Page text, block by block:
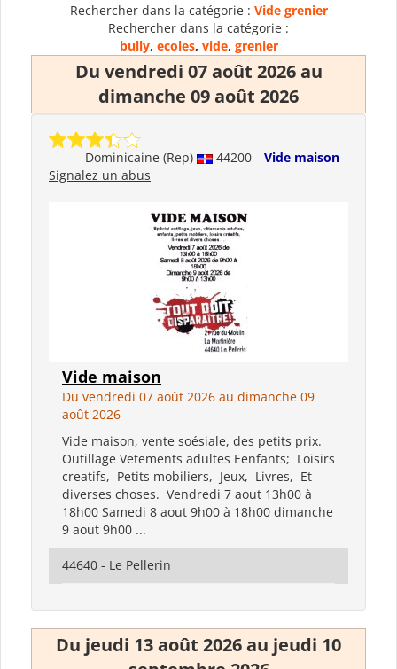
Rechercher dans la catégorie : Vide grenier
Rechercher dans la catégorie :
bully, ecoles, vide, grenier
Du vendredi 07 août 2026 au
dimanche 09 août 2026
Dominicaine (Rep) 44200
Vide maison
Signalez un abus
Vide maison
Du vendredi 07 août 2026 au dimanche 09
août 2026
Vide maison, vente soésiale, des petits prix.
Outillage Vetements adultes Eenfants; Loisirs
creatifs, Petits mobiliers, Jeux, Livres, Et
diverses choses. Vendredi 7 aout 13h00 à
18h00 Samedi 8 aout 9h00 à 18h00 dimanche
9 aout 9h00 ...
44640 - Le Pellerin
Du jeudi 13 août 2026 au jeudi 10